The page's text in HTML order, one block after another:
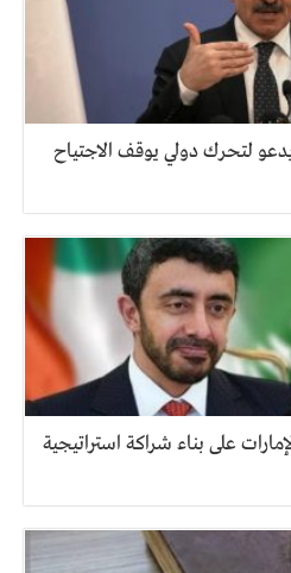
لتحرك دولي يوقف الاجتياح
على بناء شراكة استراتيجية